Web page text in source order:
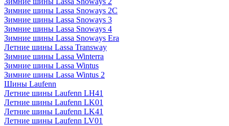
Зимние шины Lassa Snoways 2C
Зимние шины Lassa Snoways 3
Зимние шины Lassa Snoways 4
Зимние шины Lassa Snoways Era
Летние шины Lassa Transway
Зимние шины Lassa Winterra
Зимние шины Lassa Wintus
Зимние шины Lassa Wintus 2
Шины Laufenn
Летние шины Laufenn LH41
Летние шины Laufenn LK01
Летние шины Laufenn LK41
Летние шины Laufenn LV01